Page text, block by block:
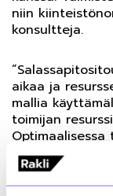
niin
konsultteja.
aikaa ja
mallia
toimijan
sellaisenaan
jolloin
on tehty